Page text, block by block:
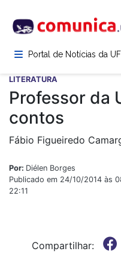
para
conteúdoPortal de Notícias da
LITERATURA
Professor da
contos
Fábio Figueiredo
Por: Diélen Borges
Publicado em 24/10/2014 às
22:11
Compartilhar: